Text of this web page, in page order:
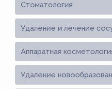
Стоматология
Удаление и лечение
Аппаратная
Удаление